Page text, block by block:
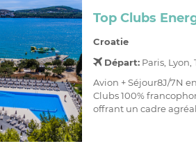
Top Clubs
Croatie
Départ:Paris, Lyon,
Avion + Séjour8J/7N
Clubs 100%
offrant un cadre